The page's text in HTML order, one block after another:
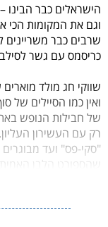
הישראלים כבר הבינו
וגם את המקומות הכי
שרבים כבר
כריסמס עם גשר
שווקי חג מולד
ואין כמו הסיילים של
של חבילות הנופש
רק עם העשירון
"סקי-פס" ועד